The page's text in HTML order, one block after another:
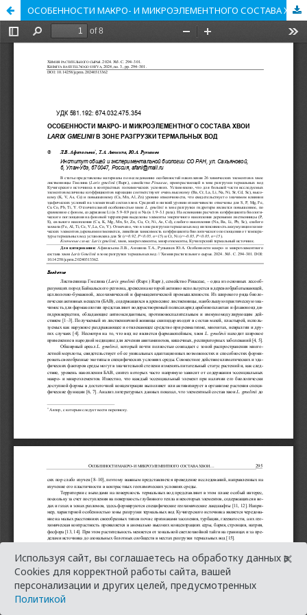
ОСОБЕННОСТИ МАКРО- И МИКРОЭЛЕМЕНТНОГО СОСТАВА ХВОИ LARIX GMELINII В ЗОНЕ РАЗГРУЗКИ ТЕРМАЛЬНЫХ ВОД
Используя сайт, вы соглашаетесь на обработку данных в
Cookies для корректной работы сайта, вашей
персонализации и других целей, предусмотренных
Политикой
×